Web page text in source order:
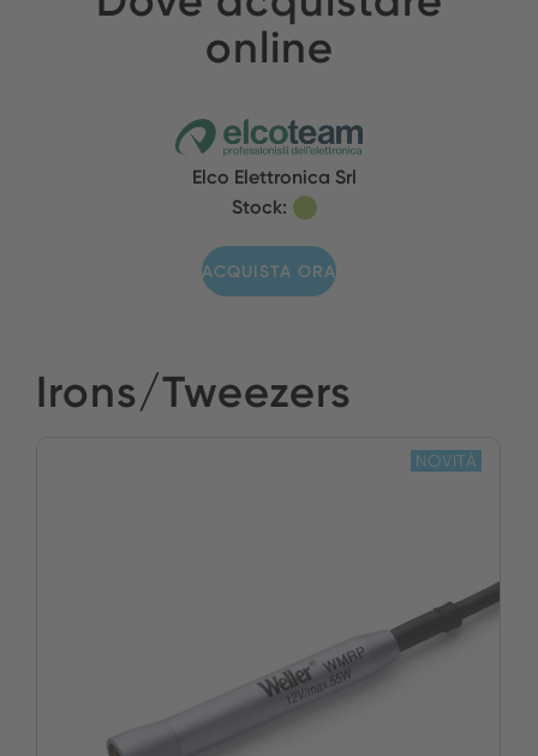
online
Elco Elettronica Srl
Stock:
ACQUISTA ORA
Irons/Tweezers
NOVITÀ